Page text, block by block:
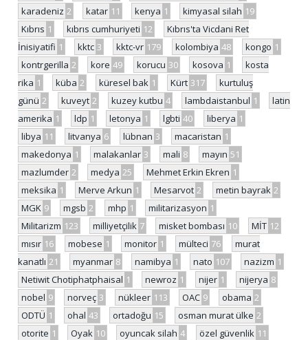
karadeniz 2 katar 11 kenya 1 kimyasal silah 19
Kıbrıs 1 kıbrıs cumhuriyeti 12
Kıbrıs'ta Vicdani Ret
İnisiyatifi 1 kktc 3 kktc-vr 179 kolombiya 48 kongo 1
kontrgerilla 2 kore 49 korucu 30 kosova 1
kosta
rika 1 küba 2 küresel bak 1 Kürt 317
kurtuluş
günü 2 kuveyt 2 kuzey kutbu 4 lambdaistanbul 1
latin
amerika 1 ldp 1 letonya 1 lgbti 40 liberya 1
libya 11 litvanya 6 lübnan 3 macaristan 1
makedonya 1 malakanlar 3 mali 8 mayın 51
mazlumder 2 medya 25 Mehmet Erkin Ekren 1
meksika 1 Merve Arkun 1 Mesarvot 2 metin bayrak 2
MGK 9 mgsb 2 mhp 1 militarizasyon 1
Militarizm 123 milliyetçilik 7 misket bombası 10 MİT 12
mısır 16 mobese 1 monitor 1 mülteci 76
murat
kanatlı 21 myanmar 8 namibya 1 nato 107 nazizm 1
Netiwit Chotiphatphaisal 1 newroz 1 nijer 1 nijerya 8
nobel 9 norveç 3 nükleer 113 OAC 9 obama 2
ODTÜ 1 ohal 43 ortadoğu 15 osman murat ülke 2
otorite 1 Oyak 10 oyuncak silah 4 özel güvenlik 11